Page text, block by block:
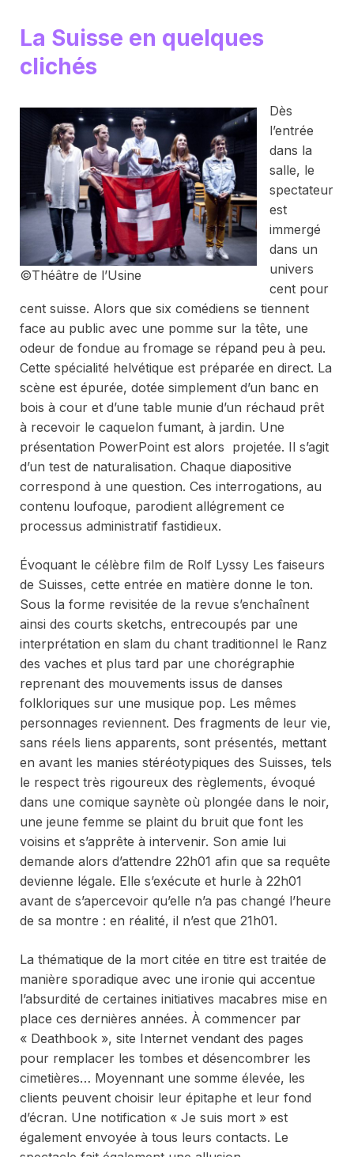
La Suisse en quelques
clichés
©Théâtre de l’Usine
Dès
l’entrée
dans la
salle, le
spectateur
est
immergé
dans un
univers
cent pour
cent suisse. Alors que six comédiens se tiennent
face au public avec une pomme sur la tête, une
odeur de fondue au fromage se répand peu à peu.
Cette spécialité helvétique est préparée en direct. La
scène est épurée, dotée simplement d’un banc en
bois à cour et d’une table munie d’un réchaud prêt
à recevoir le caquelon fumant, à jardin. Une
présentation PowerPoint est alors projetée. Il s’agit
d’un test de naturalisation. Chaque diapositive
correspond à une question. Ces interrogations, au
contenu loufoque, parodient allégrement ce
processus administratif fastidieux.
Évoquant le célèbre film de Rolf Lyssy Les faiseurs
de Suisses, cette entrée en matière donne le ton.
Sous la forme revisitée de la revue s’enchaînent
ainsi des courts sketchs, entrecoupés par une
interprétation en slam du chant traditionnel le Ranz
des vaches et plus tard par une chorégraphie
reprenant des mouvements issus de danses
folkloriques sur une musique pop. Les mêmes
personnages reviennent. Des fragments de leur vie,
sans réels liens apparents, sont présentés, mettant
en avant les manies stéréotypiques des Suisses, tels
le respect très rigoureux des règlements, évoqué
dans une comique saynète où plongée dans le noir,
une jeune femme se plaint du bruit que font les
voisins et s’apprête à intervenir. Son amie lui
demande alors d’attendre 22h01 afin que sa requête
devienne légale. Elle s’exécute et hurle à 22h01
avant de s’apercevoir qu’elle n’a pas changé l’heure
de sa montre : en réalité, il n’est que 21h01.
La thématique de la mort citée en titre est traitée de
manière sporadique avec une ironie qui accentue
l’absurdité de certaines initiatives macabres mise en
place ces dernières années. À commencer par
« Deathbook », site Internet vendant des pages
pour remplacer les tombes et désencombrer les
cimetières… Moyennant une somme élevée, les
clients peuvent choisir leur épitaphe et leur fond
d’écran. Une notification « Je suis mort » est
également envoyée à tous leurs contacts. Le